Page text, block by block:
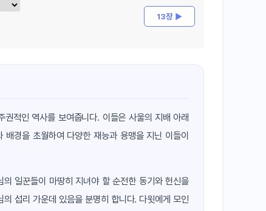
13장 ▶
적인 역사를 보여줍니다. 이들은 사울의 지배 아래
경을 초월하여 다양한 재능과 용맹을 지닌 이들이
일꾼들이 마땅히 지녀야 할 순전한 동기와 헌신을
섭리 가운데 있음을 분명히 합니다. 다윗에게 모인